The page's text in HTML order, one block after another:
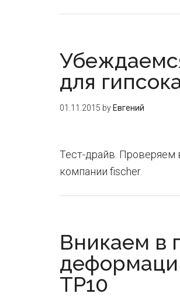
для
01.11.2015 by Евгений
Тест-драйв. Проверяем
компании fischer.
Вникаем в
TP10